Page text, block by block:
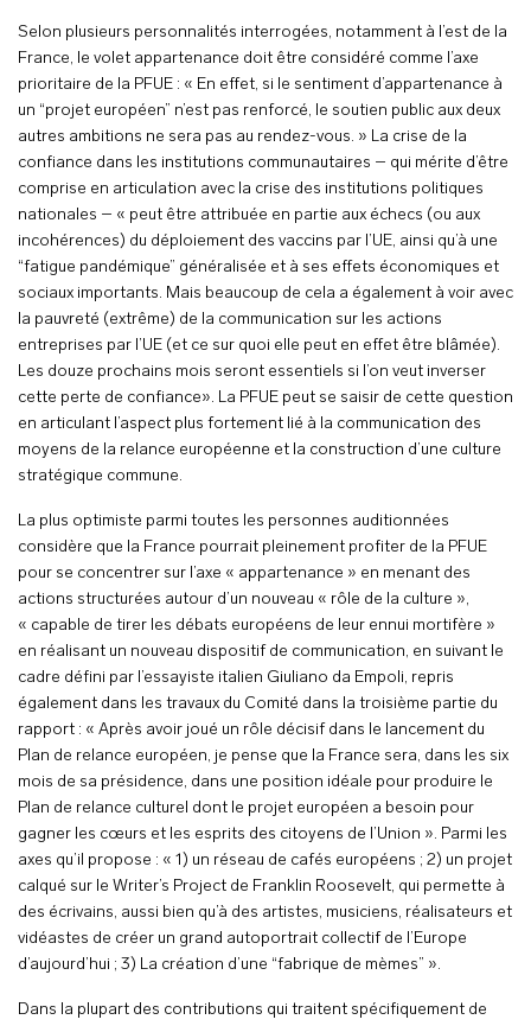
Selon plusieurs personnalités interrogées, notamment à l’est de la
France, le volet appartenance doit être considéré comme l’axe
prioritaire de la PFUE : « En effet, si le sentiment d’appartenance à
un “projet européen” n’est pas renforcé, le soutien public aux deux
autres ambitions ne sera pas au rendez-vous. » La crise de la
confiance dans les institutions communautaires – qui mérite d’être
comprise en articulation avec la crise des institutions politiques
nationales – « peut être attribuée en partie aux échecs (ou aux
incohérences) du déploiement des vaccins par l’UE, ainsi qu’à une
“fatigue pandémique” généralisée et à ses effets économiques et
sociaux importants. Mais beaucoup de cela a également à voir avec
la pauvreté (extrême) de la communication sur les actions
entreprises par l’UE (et ce sur quoi elle peut en effet être blâmée).
Les douze prochains mois seront essentiels si l’on veut inverser
cette perte de confiance». La PFUE peut se saisir de cette question
en articulant l’aspect plus fortement lié à la communication des
moyens de la relance européenne et la construction d’une culture
stratégique commune.
La plus optimiste parmi toutes les personnes auditionnées
considère que la France pourrait pleinement profiter de la PFUE
pour se concentrer sur l’axe « appartenance » en menant des
actions structurées autour d’un nouveau « rôle de la culture »,
« capable de tirer les débats européens de leur ennui mortifère »
en réalisant un nouveau dispositif de communication, en suivant le
cadre défini par l’essayiste italien Giuliano da Empoli, repris
également dans les travaux du Comité dans la troisième partie du
rapport : « Après avoir joué un rôle décisif dans le lancement du
Plan de relance européen, je pense que la France sera, dans les six
mois de sa présidence, dans une position idéale pour produire le
Plan de relance culturel dont le projet européen a besoin pour
gagner les cœurs et les esprits des citoyens de l’Union ». Parmi les
axes qu’il propose : « 1) un réseau de cafés européens ; 2) un projet
calqué sur le Writer’s Project de Franklin Roosevelt, qui permette à
des écrivains, aussi bien qu’à des artistes, musiciens, réalisateurs et
vidéastes de créer un grand autoportrait collectif de l’Europe
d’aujourd’hui ; 3) La création d’une “fabrique de mèmes” ».
Dans la plupart des contributions qui traitent spécifiquement de